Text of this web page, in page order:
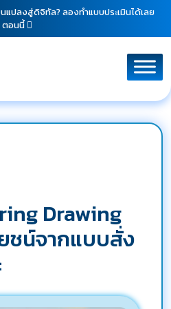
ปลงสู่ดิจิทัล? ลองทำแบบประเมินได้เลย
ตอนนี้
Drawing
ชน์จากแบบสั่ง